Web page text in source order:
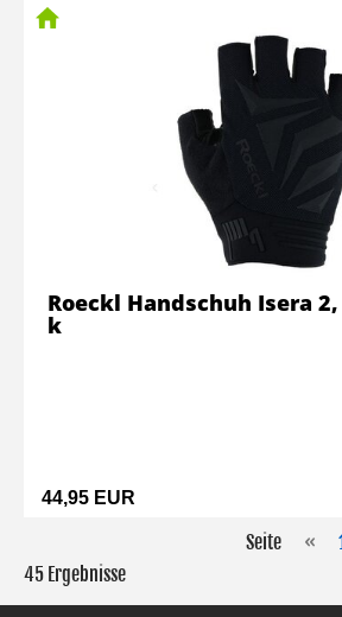
44,95 EUR
Roeckl Handschuh Isera
k
Seite «
45 Ergebnisse